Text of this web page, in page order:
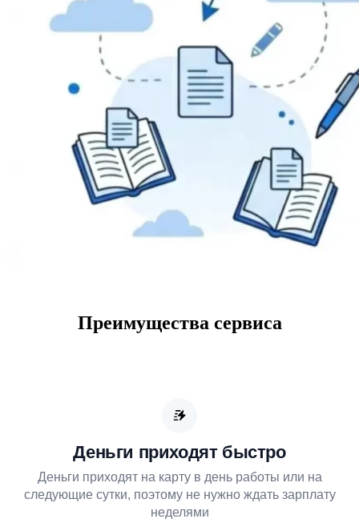
Преимущества сервиса
Деньги приходят быстро
Деньги приходят на карту в день работы или на
следующие сутки, поэтому не нужно ждать зарплату
неделями